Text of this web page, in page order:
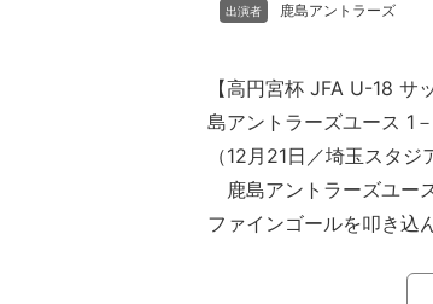
鹿島アントラーズ
【高円宮杯 JFA U-18
島アントラーズユース 1
（12月21日／埼玉スタジ
鹿島アントラーズユー
ファインゴールを叩き込
12月21日の高円宮杯